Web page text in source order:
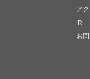
ア
IR
お